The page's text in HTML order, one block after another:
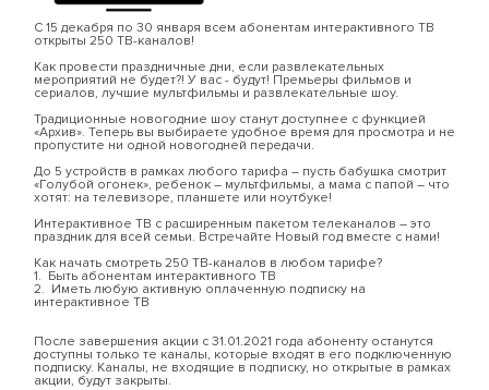
С 15 декабря по 30 января всем абонентам интерактивного ТВ
открыты 250 ТВ-каналов!
Как провести праздничные дни, если развлекательных
мероприятий не будет?! У вас - будут! Премьеры фильмов и
сериалов, лучшие мультфильмы и развлекательные шоу.
Традиционные новогодние шоу станут доступнее с функцией
«Архив». Теперь вы выбираете удобное время для просмотра и не
пропустите ни одной новогодней передачи.
До 5 устройств в рамках любого тарифа – пусть бабушка смотрит
«Голубой огонек», ребенок – мультфильмы, а мама с папой – что
хотят: на телевизоре, планшете или ноутбуке!
Интерактивное ТВ с расширенным пакетом телеканалов – это
праздник для всей семьи. Встречайте Новый год вместе с нами!
Как начать смотреть 250 ТВ-каналов в любом тарифе?
1. Быть абонентам интерактивного ТВ
2. Иметь любую активную оплаченную подписку на
интерактивное ТВ
После завершения акции с 31.01.2021 года абоненту останутся
доступны только те каналы, которые входят в его подключенную
подписку. Каналы, не входящие в подписку, но открытые в рамках
акции, будут закрыты.